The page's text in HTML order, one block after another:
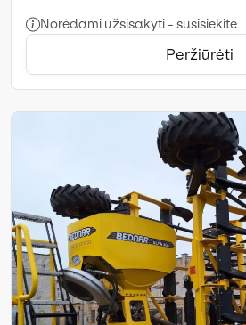
Norėdami užsisakyti - susisiekite
Peržiūrėti